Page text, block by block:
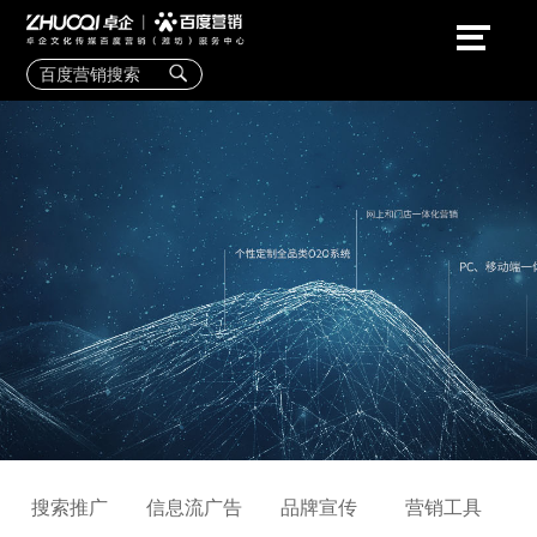
搜索推广 信息流广告 品牌宣传 营销工具